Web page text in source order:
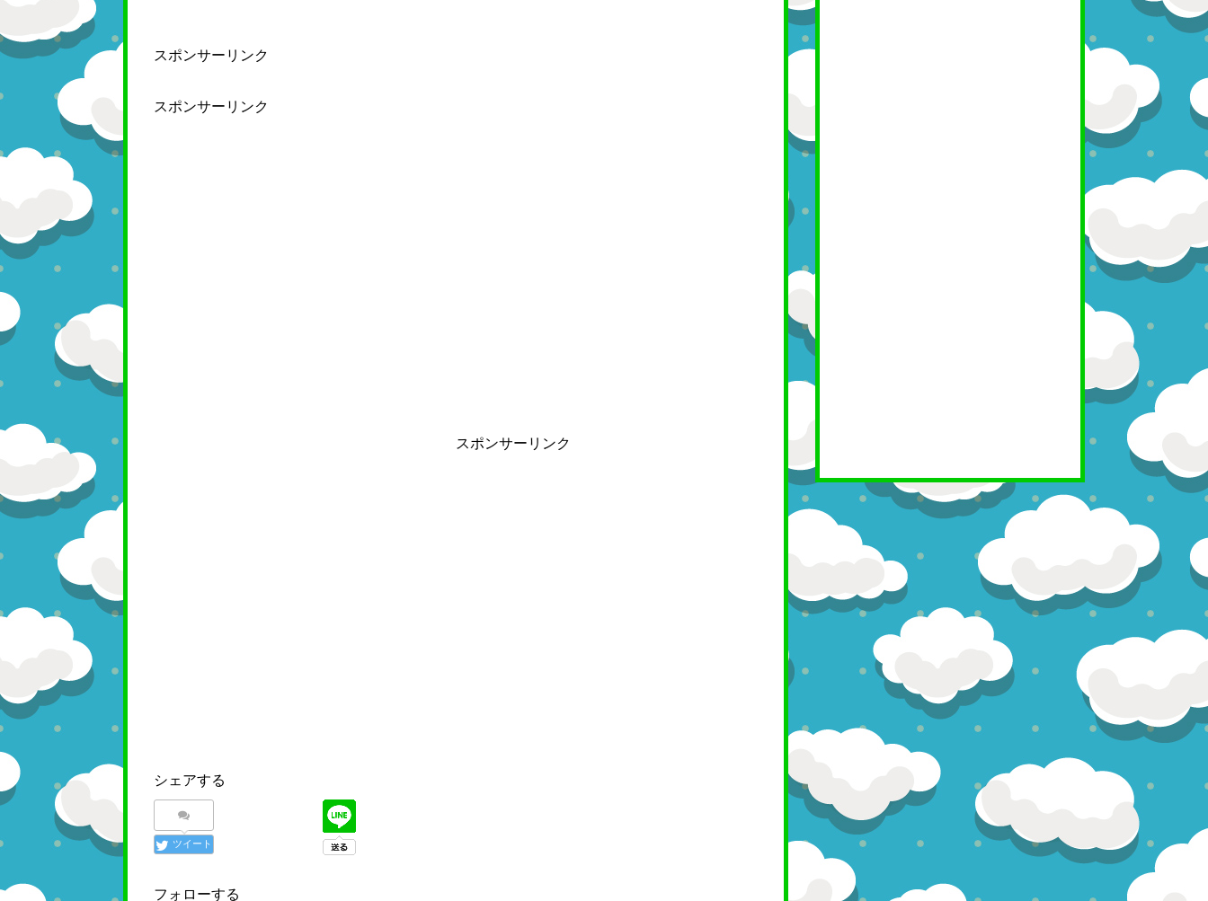
スポンサーリンク
スポンサーリンク
スポンサーリンク
シェアする
ツイート
フォローする